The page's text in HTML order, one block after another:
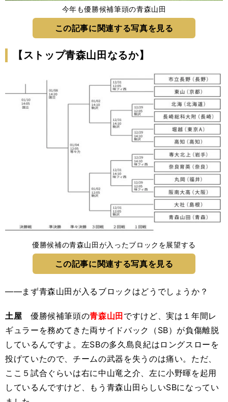
今年も優勝候補筆頭の青森山田
この記事に関連する写真を見る
【ストップ青森山田なるか】
優勝候補の青森山田が入ったブロックを展望する
この記事に関連する写真を見る
――まず青森山田が入るブロックはどうでしょうか？
土屋 優勝候補筆頭の青森山田 ですけど、実は１年間レ
ギュラーを務めてきた両サイドバック（SB）が負傷離脱
しているんですよ。左SBの多久島良紀はロングスローを
投げていたので、チームの武器を失うのは痛い。ただ、
ここ５試合ぐらいは右に中山竜之介、左に小野暉を起用
しているんですけど、もう青森山田らしいSBになってい